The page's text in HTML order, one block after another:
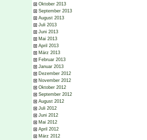
Oktober 2013
September 2013
August 2013
Juli 2013
Juni 2013
Mai 2013
April 2013
März 2013
Februar 2013
Januar 2013
Dezember 2012
November 2012
Oktober 2012
September 2012
August 2012
Juli 2012
Juni 2012
Mai 2012
April 2012
März 2012